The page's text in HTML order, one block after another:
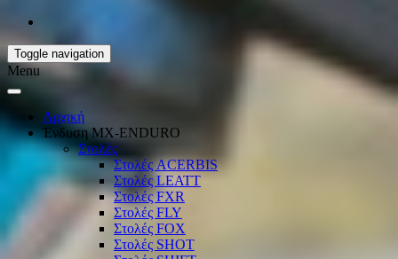
Toggle navigation
Menu
Αρχική
Ένδυση ΜΧ-ΕΝDURO
Στολές
Στολές ACERBIS
Στολές LEATT
Στολές FXR
Στολές FLY
Στολές FOX
Στολές SHOT